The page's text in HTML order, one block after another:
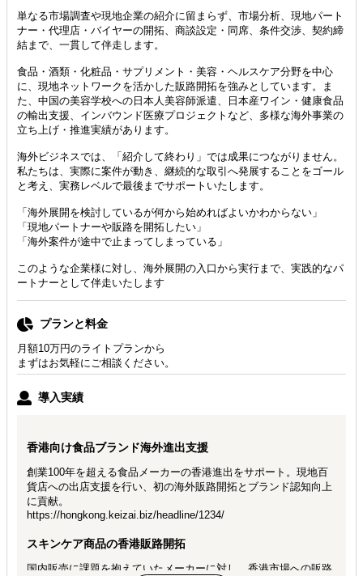
単なる市場調査や現地企業の紹介に留まらず、市場分析、現地パート
ナー・代理店・バイヤーの開拓、商談設定・同席、条件交渉、契約締
結まで、一貫して伴走します。
食品・酒類・化粧品・サプリメント・美容・ヘルスケア分野を中心
に、現地ネットワークを活かした販路開拓を強みとしています。ま
た、中国の美容学校への日本人美容師派遣、日本産ワイン・健康食品
の輸出支援、インバウンド医療プロジェクトなど、多様な海外事業の
立ち上げ・推進実績があります。
海外ビジネスでは、「紹介して終わり」では成果につながりません。
私たちは、実際に案件が動き、継続的な取引へ発展することをゴール
と考え、実務レベルで最後までサポートいたします。
「海外展開を検討しているが何から始めればよいかわからない」
「現地パートナーや販路を開拓したい」
「海外案件が途中で止まってしまっている」
このような企業様に対し、海外展開の入口から実行まで、実践的なパ
ートナーとして伴走いたします
プランと料金
月額10万円のライトプランから
まずはお気軽にご相談ください。
導入実績
香港向け食品ブランド海外進出支援
創業100年を超える食品メーカーの香港進出をサポート。現地百
貨店への出店支援を行い、初の海外販路開拓とブランド認知向上
に貢献。
https://hongkong.keizai.biz/headline/1234/
スキンケア商品の香港販路開拓
国内販売に課題を抱えていたメーカーに対し、香港市場への販路